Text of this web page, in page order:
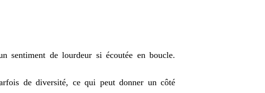
sentiment de lourdeur si écoutée en boucle.
de diversité, ce qui peut donner un côté